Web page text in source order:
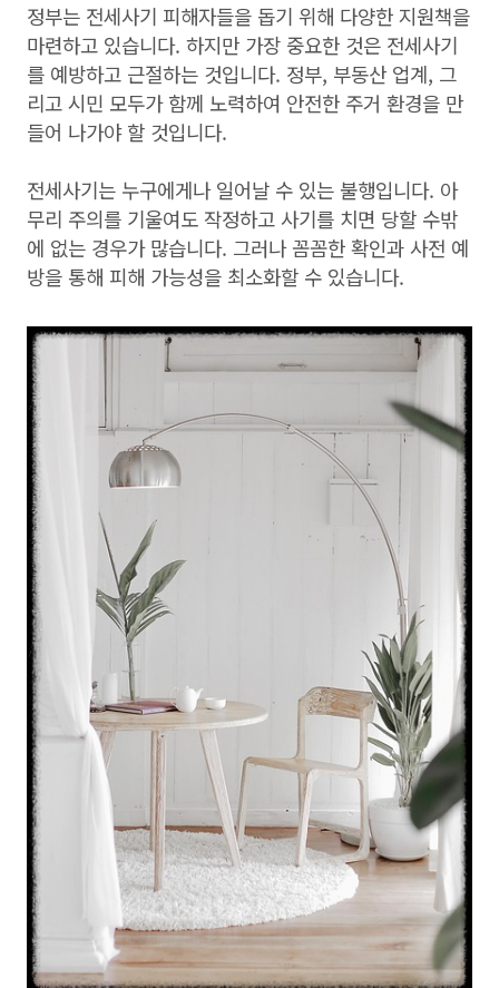
정부는 전세사기 피해자들을 돕기 위해 다양한 지원책을
마련하고 있습니다. 하지만 가장 중요한 것은 전세사기
를 예방하고 근절하는 것입니다. 정부, 부동산 업계, 그
리고 시민 모두가 함께 노력하여 안전한 주거 환경을 만
들어 나가야 할 것입니다.
전세사기는 누구에게나 일어날 수 있는 불행입니다. 아
무리 주의를 기울여도 작정하고 사기를 치면 당할 수밖
에 없는 경우가 많습니다. 그러나 꼼꼼한 확인과 사전 예
방을 통해 피해 가능성을 최소화할 수 있습니다.